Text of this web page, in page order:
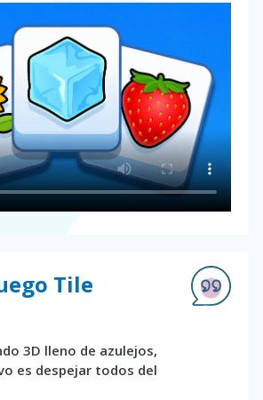
Tile
3D lleno de azulejos,
es despejar todos del